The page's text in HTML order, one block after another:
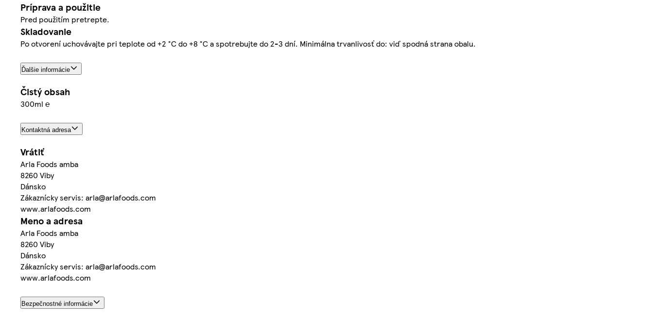
Príprava a použitie
Pred použitím pretrepte.
Skladovanie
Po otvorení uchovávajte pri teplote od +2 °C do +8 °C a spotrebujte do 2-3 dní. Minimálna trvanlivosť do: viď spodná strana obalu.
Ďalšie informácie
Čistý obsah
300ml ℮
Kontaktná adresa
Vrátiť
Arla Foods amba
8260 Viby
Dánsko
Zákaznícky servis: arla@arlafoods.com
www.arlafoods.com
Meno a adresa
Arla Foods amba
8260 Viby
Dánsko
Zákaznícky servis: arla@arlafoods.com
www.arlafoods.com
Bezpečnostné informácie